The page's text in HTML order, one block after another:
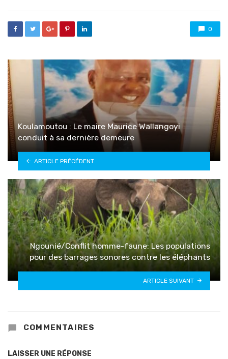
0
Koulamoutou : Le maire Maurice Wallangoyi
conduit à sa dernière demeure
ARTICLE PRÉCÉDENT
Ngounié/Conflit homme-faune: Les populations
pour des barrages sonores contre les éléphants
ARTICLE SUIVANT
COMMENTAIRES
LAISSER UNE RÉPONSE